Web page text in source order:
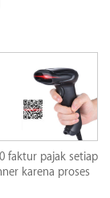
faktur pajak setiap
karena proses